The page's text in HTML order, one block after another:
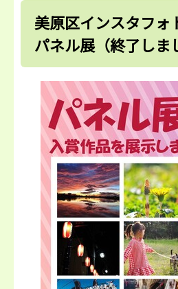
美原区インスタフォ
パネル展（終了しま